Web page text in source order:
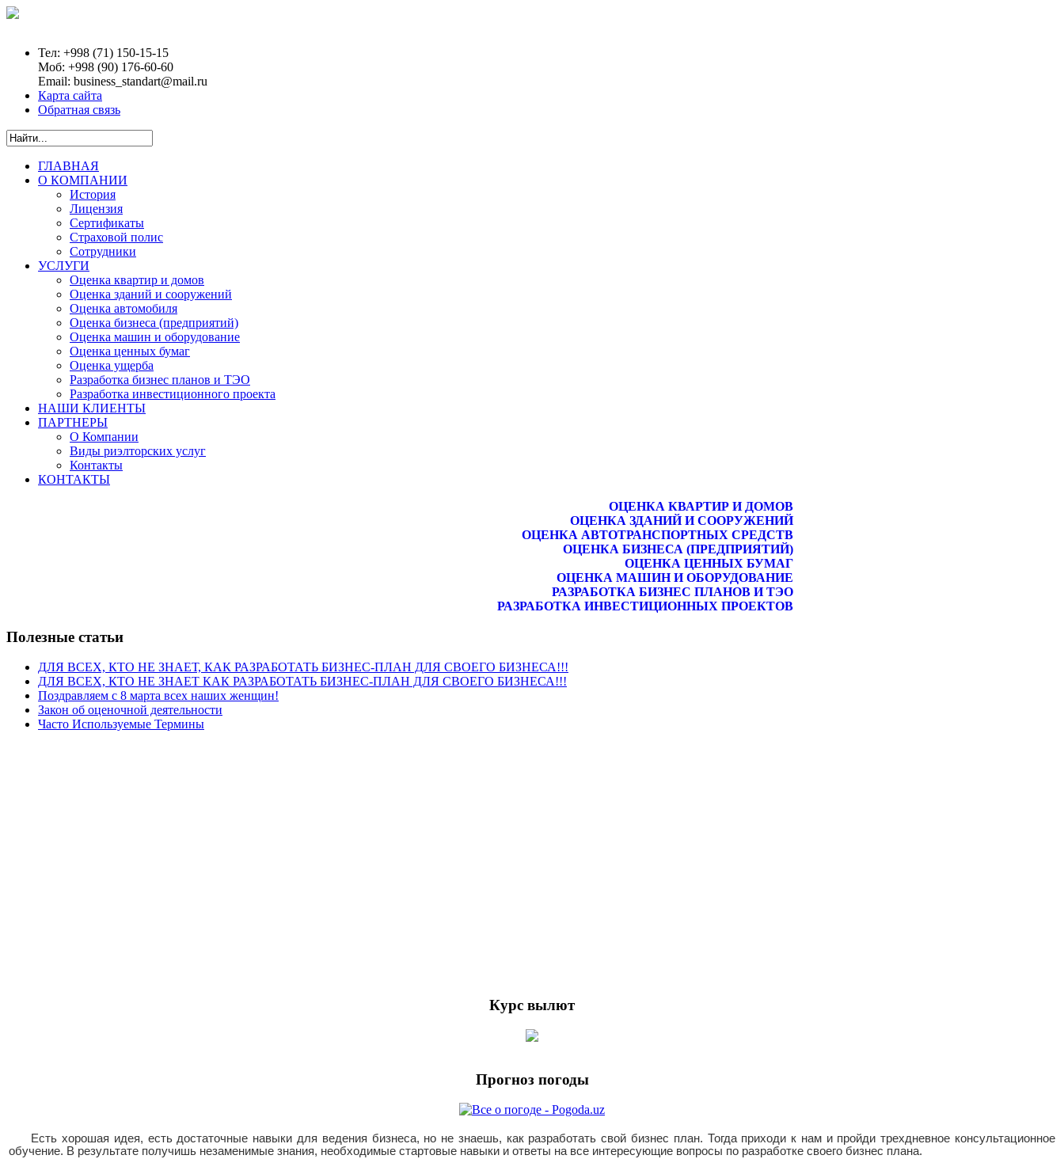
Тел: +998 (71) 150-15-15
Моб: +998 (90) 176-60-60
Email: business_standart@mail.ru
Карта сайта
Обратная связь
ГЛАВНАЯ
О КОМПАНИИ
История
Лицензия
Сертификаты
Страховой полис
Сотрудники
УСЛУГИ
Оценка квартир и домов
Оценка зданий и сооружений
Оценка автомобиля
Оценка бизнеса (предприятий)
Оценка машин и оборудование
Оценка ценных бумаг
Оценка ущерба
Разработка бизнес планов и ТЭО
Разработка инвестиционного проекта
НАШИ КЛИЕНТЫ
ПАРТНЕРЫ
О Компании
Виды риэлторских услуг
Контакты
КОНТАКТЫ
ОЦЕНКА КВАРТИР И ДОМОВ
ОЦЕНКА ЗДАНИЙ И СООРУЖЕНИЙ
ОЦЕНКА АВТОТРАНСПОРТНЫХ СРЕДСТВ
ОЦЕНКА БИЗНЕСА (ПРЕДПРИЯТИЙ)
ОЦЕНКА ЦЕННЫХ БУМАГ
ОЦЕНКА МАШИН И ОБОРУДОВАНИЕ
РАЗРАБОТКА БИЗНЕС ПЛАНОВ И ТЭО
РАЗРАБОТКА ИНВЕСТИЦИОННЫХ ПРОЕКТОВ
Полезные статьи
ДЛЯ ВСЕХ, КТО НЕ ЗНАЕТ, КАК РАЗРАБОТАТЬ БИЗНЕС-ПЛАН ДЛЯ СВОЕГО БИЗНЕСА!!!
ДЛЯ ВСЕХ, КТО НЕ ЗНАЕТ КАК РАЗРАБОТАТЬ БИЗНЕС-ПЛАН ДЛЯ СВОЕГО БИЗНЕСА!!!
Поздравляем с 8 марта всех наших женщин!
Закон об оценочной деятельности
Часто Используемые Термины
Курс вылют
Прогноз погоды
Есть хорошая идея, есть достаточные навыки для ведения бизнеса, но не знаешь, как разработать свой бизнес план. Тогда приходи к нам и пройди трехдневное консультационное
обучение. В результате получишь незаменимые знания, необходимые стартовые навыки и ответы на все интересующие вопросы по разработке своего бизнес плана.